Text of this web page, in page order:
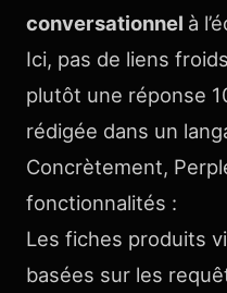
conversationnel à
Ici, pas de liens
plutôt une réponse
rédigée dans un
Concrètement,
fonctionnalités :
Les fiches produits
basées sur les